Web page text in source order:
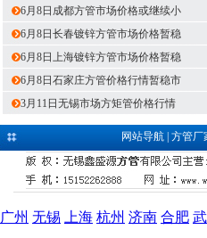
6月8日成都方管市场价格或继续小
6月8日长春镀锌方管市场价格暂稳
6月8日上海镀锌方管市场价格暂稳
6月8日石家庄方管价格行情暂稳市
3月11日无锡市场方矩管价格行情
网站导航| 方管厂
广州 无锡 上海 杭州 济南 合肥